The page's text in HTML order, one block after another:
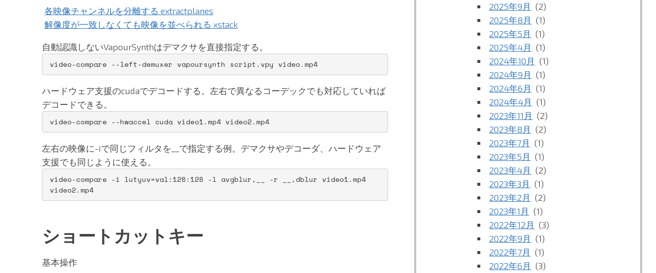
各映像チャンネルを分離する extractplanes
解像度が一致しなくても映像を並べられる xstack
自動認識しないVapourSynthはデマクサを直接指定する。
video-compare --left-demuxer vapoursynth script.vpy video.mp4
ハードウェア支援のcudaでデコードする。左右で異なるコーデックでも対応していれば
デコードできる。
video-compare --hwaccel cuda video1.mp4 video2.mp4
左右の映像に-iで同じフィルタを__で指定する例。デマクサやデコーダ、ハードウェア
支援でも同じように使える。
video-compare -i lutyuv=val:128:128 -l avgblur,__ -r __,dblur video1.mp4
video2.mp4
ショートカットキー
基本操作
2025年9月 (2)
2025年8月 (1)
2025年5月 (1)
2025年4月 (1)
2024年10月 (1)
2024年9月 (1)
2024年6月 (1)
2024年4月 (1)
2023年11月 (2)
2023年8月 (2)
2023年7月 (1)
2023年5月 (1)
2023年4月 (2)
2023年3月 (1)
2023年2月 (2)
2023年1月 (1)
2022年12月 (3)
2022年9月 (1)
2022年7月 (1)
2022年6月 (3)